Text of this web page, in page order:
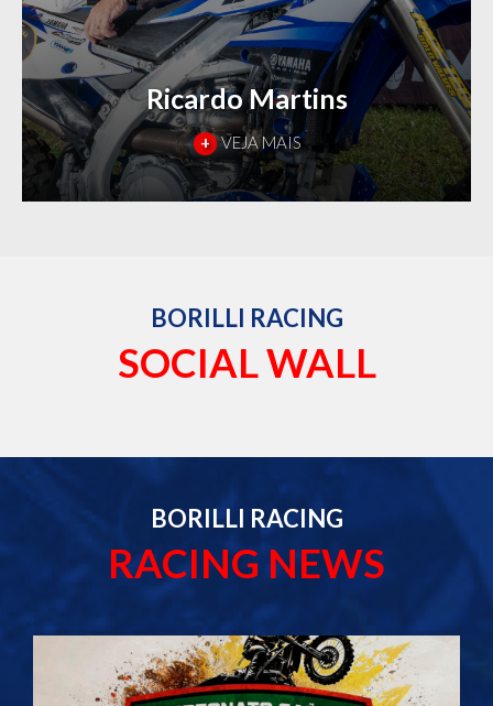
Ricardo Martins
+ VEJA MAIS
BORILLI RACING
SOCIAL WALL
BORILLI RACING
RACING NEWS